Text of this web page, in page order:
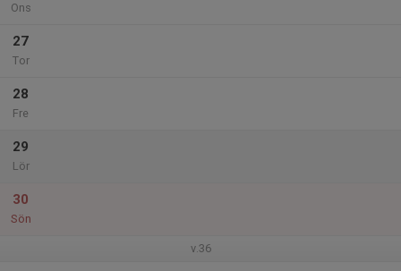
Ons
27
Tor
28
Fre
29
Lör
30
Sön
v.36